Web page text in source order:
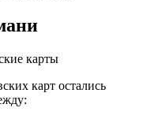
карт остались